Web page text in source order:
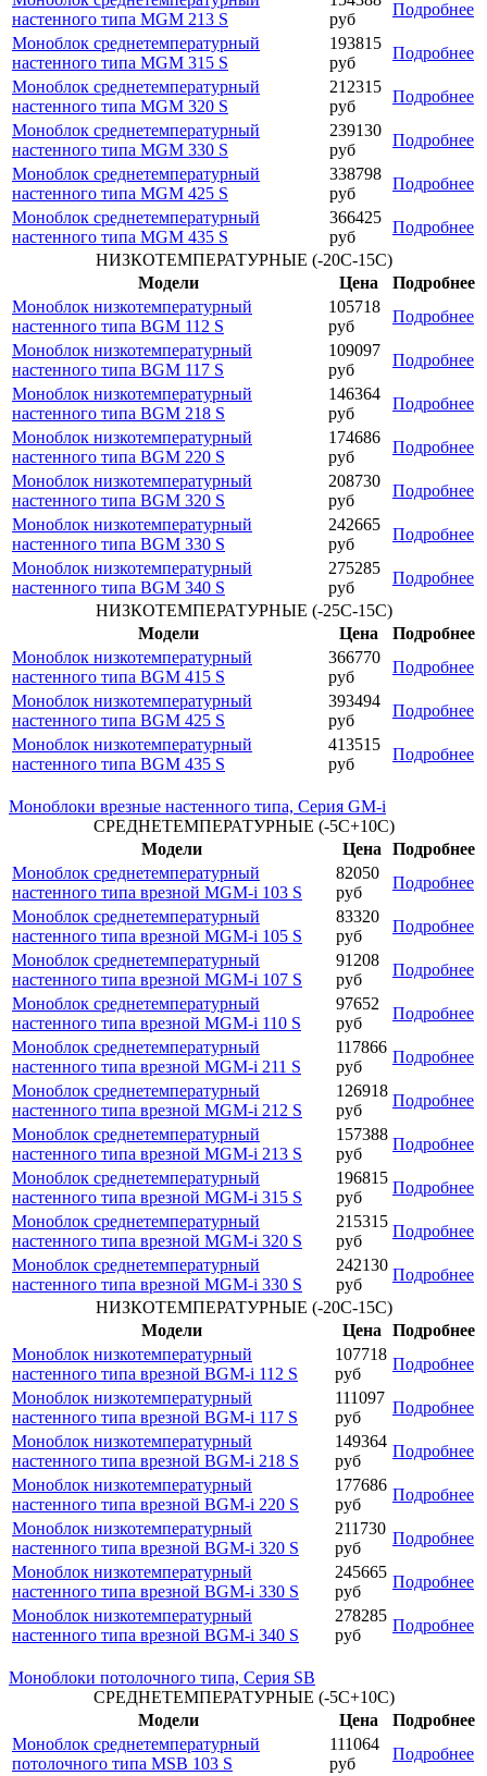
настенного типа MGM 213 S
руб
Подробнее
Моноблок среднетемпературный
настенного типа MGM 315 S
193815
руб
Подробнее
Моноблок среднетемпературный
настенного типа MGM 320 S
212315
руб
Подробнее
Моноблок среднетемпературный
настенного типа MGM 330 S
239130
руб
Подробнее
Моноблок среднетемпературный
настенного типа MGM 425 S
338798
руб
Подробнее
Моноблок среднетемпературный
настенного типа MGM 435 S
366425
руб
Подробнее
НИЗКОТЕМПЕРАТУРНЫЕ (-20С-15С)
Модели
Цена
Подробнее
Моноблок низкотемпературный
настенного типа BGM 112 S
105718
руб
Подробнее
Моноблок низкотемпературный
настенного типа BGM 117 S
109097
руб
Подробнее
Моноблок низкотемпературный
настенного типа BGM 218 S
146364
руб
Подробнее
Моноблок низкотемпературный
настенного типа BGM 220 S
174686
руб
Подробнее
Моноблок низкотемпературный
настенного типа BGM 320 S
208730
руб
Подробнее
Моноблок низкотемпературный
настенного типа BGM 330 S
242665
руб
Подробнее
Моноблок низкотемпературный
настенного типа BGM 340 S
275285
руб
Подробнее
НИЗКОТЕМПЕРАТУРНЫЕ (-25С-15С)
Модели
Цена
Подробнее
Моноблок низкотемпературный
настенного типа BGM 415 S
366770
руб
Подробнее
Моноблок низкотемпературный
настенного типа BGM 425 S
393494
руб
Подробнее
Моноблок низкотемпературный
настенного типа BGM 435 S
413515
руб
Подробнее
Моноблоки врезные настенного типа, Серия GM-i
СРЕДНЕТЕМПЕРАТУРНЫЕ (-5С+10С)
Модели
Цена
Подробнее
Моноблок среднетемпературный
настенного типа врезной MGM-i 103 S
82050
руб
Подробнее
Моноблок среднетемпературный
настенного типа врезной MGM-i 105 S
83320
руб
Подробнее
Моноблок среднетемпературный
настенного типа врезной MGM-i 107 S
91208
руб
Подробнее
Моноблок среднетемпературный
настенного типа врезной MGM-i 110 S
97652
руб
Подробнее
Моноблок среднетемпературный
настенного типа врезной MGM-i 211 S
117866
руб
Подробнее
Моноблок среднетемпературный
настенного типа врезной MGM-i 212 S
126918
руб
Подробнее
Моноблок среднетемпературный
настенного типа врезной MGM-i 213 S
157388
руб
Подробнее
Моноблок среднетемпературный
настенного типа врезной MGM-i 315 S
196815
руб
Подробнее
Моноблок среднетемпературный
настенного типа врезной MGM-i 320 S
215315
руб
Подробнее
Моноблок среднетемпературный
настенного типа врезной MGM-i 330 S
242130
руб
Подробнее
НИЗКОТЕМПЕРАТУРНЫЕ (-20С-15С)
Модели
Цена
Подробнее
Моноблок низкотемпературный
настенного типа врезной BGM-i 112 S
107718
руб
Подробнее
Моноблок низкотемпературный
настенного типа врезной BGM-i 117 S
111097
руб
Подробнее
Моноблок низкотемпературный
настенного типа врезной BGM-i 218 S
149364
руб
Подробнее
Моноблок низкотемпературный
настенного типа врезной BGM-i 220 S
177686
руб
Подробнее
Моноблок низкотемпературный
настенного типа врезной BGM-i 320 S
211730
руб
Подробнее
Моноблок низкотемпературный
настенного типа врезной BGM-i 330 S
245665
руб
Подробнее
Моноблок низкотемпературный
настенного типа врезной BGM-i 340 S
278285
руб
Подробнее
Моноблоки потолочного типа, Серия SB
СРЕДНЕТЕМПЕРАТУРНЫЕ (-5С+10С)
Модели
Цена
Подробнее
Моноблок среднетемпературный
потолочного типа MSB 103 S
111064
руб
Подробнее